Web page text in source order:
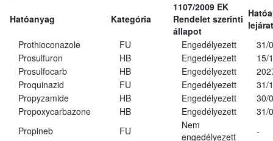
Hatóanyag Kategória
1107/2009 EK
Rendelet szerinti
állapot
Prothioconazole
FU Engedélyezett
31/
Prosulfuron
HB Engedélyezett
15/
Prosulfocarb
HB Engedélyezett
Proquinazid
FU Engedélyezett
31/
Propyzamide
HB Engedélyezett
30/
Propoxycarbazone
HB Engedélyezett
31/
Propineb
FU
Nem
engedélyezett
-